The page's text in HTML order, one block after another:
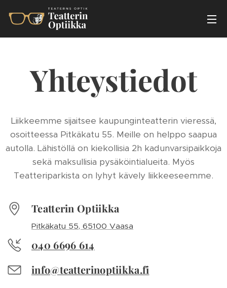
Yhteystiedot
Liikkeemme sijaitsee kaupunginteatterin vieressä,
osoitteessa Pitkäkatu 55. Meille on helppo saapua
autolla. Lähistöllä on kiekollisia 2h kadunvarsipaikkoja
sekä maksullisia pysäköintialueita. Myös
Teatteriparkista on lyhyt kävely liikkeeseemme.
Teatterin Optiikka
Pitkäkatu 55, 65100 Vaasa
040 6696 614
info@teatterinoptiikka.fi